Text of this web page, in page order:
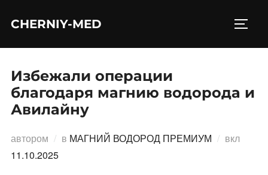
CHERNIY-MED
Избежали операции
благодаря магнию водорода и
Авилайну
автором в МАГНИЙ ВОДОРОД ПРЕМИУМ вкл
11.10.2025